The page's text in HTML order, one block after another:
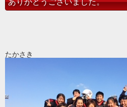
ありがとうございました。
たかさき